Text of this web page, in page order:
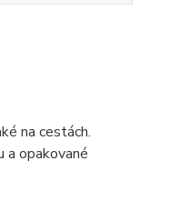
na cestách.
a opakované